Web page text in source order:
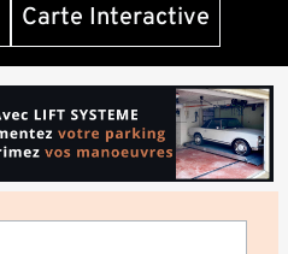
Carte Interactive